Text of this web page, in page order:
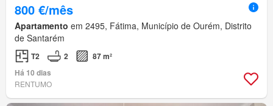
800 €/mês
Apartamento em 2495, Fátima, Município de Ourém, Distrito
de Santarém
T2 2
87 m²
Há 10 dias
RENTUMO